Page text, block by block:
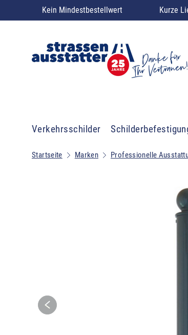
Kein Mindestbestellwert Kurze
Verkehrsschilder
Startseite Marken Professionelle